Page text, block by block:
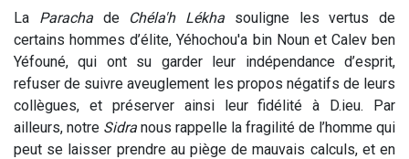
La Paracha deChéla'h Lékha souligne les vertus de
certains hommes d’élite, Yéhochou'a bin Noun et Calev ben
Yéfouné, qui ont su garder leur indépendance d’esprit,
refuser de suivre aveuglement les propos négatifs de leurs
collègues, et préserver ainsi leur fidélité à D.ieu. Par
ailleurs, notre Sidra nous rappelle la fragilité de l’homme qui
peut se laisser prendre au piège de mauvais calculs, et en